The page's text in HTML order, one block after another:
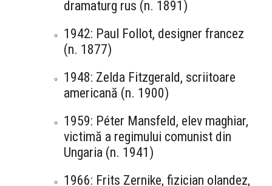
dramaturg rus (n. 1891)
1942: Paul Follot, designer francez
(n. 1877)
1948: Zelda Fitzgerald, scriitoare
americană (n. 1900)
1959: Péter Mansfeld, elev maghiar,
victimă a regimului comunist din
Ungaria (n. 1941)
1966: Frits Zernike, fizician olandez,